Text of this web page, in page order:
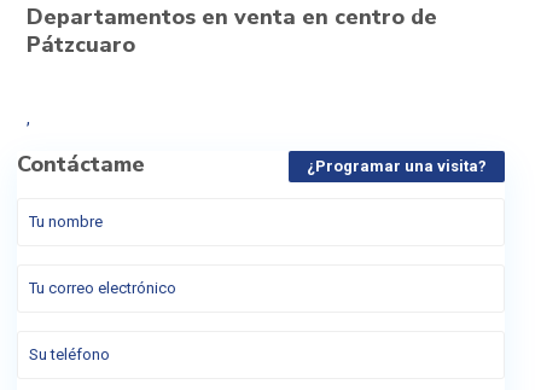
Departamentos en venta en centro de
Pátzcuaro
,
Contáctame ¿Programar una visita?